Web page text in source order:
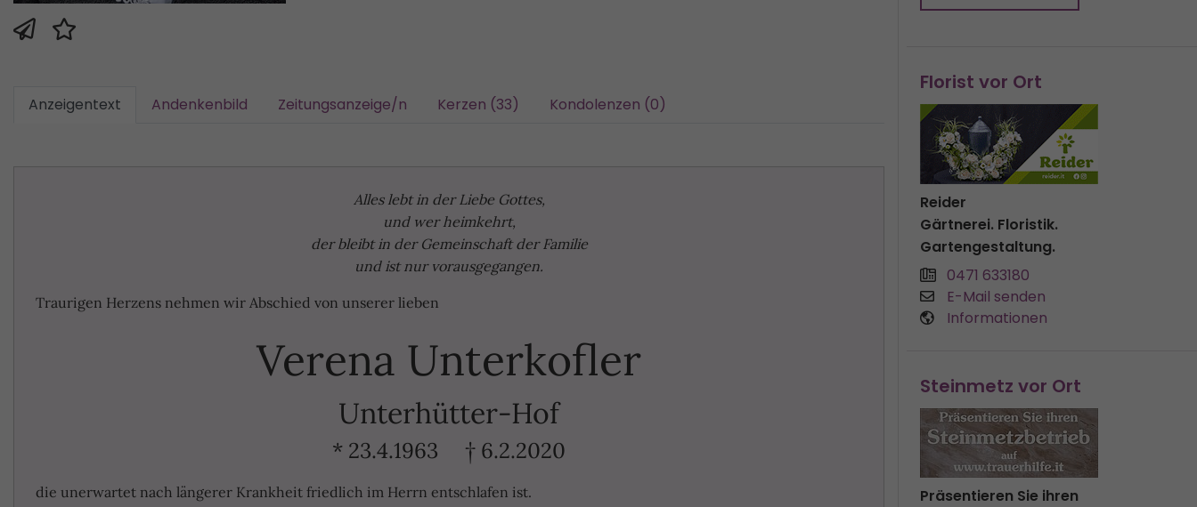
Anzeigentext Andenkenbild Zeitungsanzeige/n Kerzen (33) Kondolenzen (0)
Alles lebt in der Liebe Gottes,
und wer heimkehrt,
der bleibt in der Gemeinschaft der Familie
und ist nur vorausgegangen.
Traurigen Herzens nehmen wir Abschied von unserer lieben
Verena Unterkofler
Unterhütter-Hof
* 23.4.1963 † 6.2.2020
die unerwartet nach längerer Krankheit friedlich im Herrn entschlafen ist.
Florist vor Ort
Reider
Gärtnerei. Floristik.
Gartengestaltung.
0471 633180
E-Mail senden
Informationen
Steinmetz vor Ort
Präsentieren Sie ihren